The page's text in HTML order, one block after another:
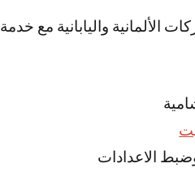
واليابانية مع خدمة
الاعدادات